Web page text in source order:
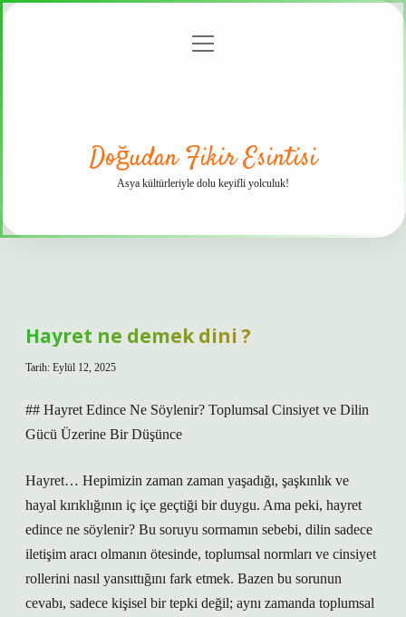
menüyü
Doğudan Fikir Esintisi
Asya kültürleriyle dolu keyifli yolculuk!
Hayret ne demek dini ?
Tarih: Eylül 12, 2025
## Hayret Edince Ne Söylenir? Toplumsal Cinsiyet ve Dilin
Gücü Üzerine Bir Düşünce
Hayret… Hepimizin zaman zaman yaşadığı, şaşkınlık ve
hayal kırıklığının iç içe geçtiği bir duygu. Ama peki, hayret
edince ne söylenir? Bu soruyu sormamın sebebi, dilin sadece
iletişim aracı olmanın ötesinde, toplumsal normları ve cinsiyet
rollerini nasıl yansıttığını fark etmek. Bazen bu sorunun
cevabı, sadece kişisel bir tepki değil; aynı zamanda toplumsal